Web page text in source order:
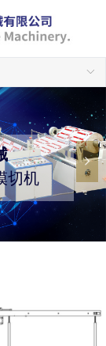
切机
넲
ꀅ